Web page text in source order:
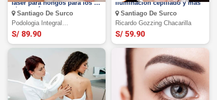
láser para hongos para los 2
pies y más.
Santiago De Surco
Podologia Integral
Especializada
S/ 89.90
iluminación cepillado y más
Santiago De Surco
Ricardo Gozzing Chacarilla
S/ 59.90